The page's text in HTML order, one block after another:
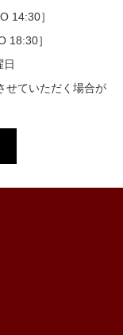
14:30］
］
日
せていただく場合が